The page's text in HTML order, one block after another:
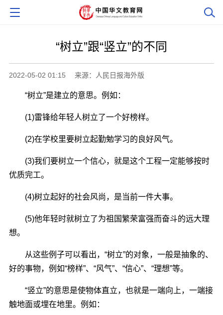
“树立”跟“竖立”的不同
2022-05-02 01:15 来源：人民日报海外版
“树立”是建立的意思。例如：
(1)雷锋给年轻人树立了一个好榜样。
(2)在学校里要树立起勤勉学习的良好风气。
(3)我们要树立一个信心，就是这个工程一定能够按时
优质完工。
(4)树立起好的社会风尚，是当前一件大事。
(5)他年轻时就树立了为祖国繁荣富强而奋斗的远大理
想。
从这些例子可以看出，“树立”的对象，一般是抽象的、
好的事物，例如“榜样”、“风气”、“信心”、“理想”等。
“竖立”的意思是使物体直立，也就是一端向上，一端接
触地面或埋在地里。例如：